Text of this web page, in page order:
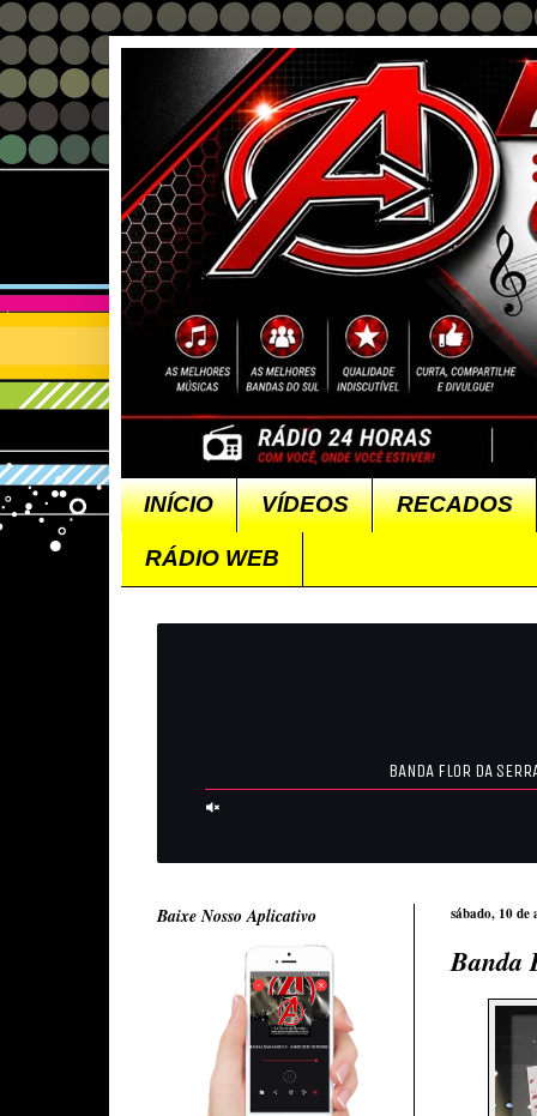
INÍCIO VÍDEOS RECADOS
RÁDIO WEB
sábado, 10 de
Banda
Baixe Nosso Aplicativo